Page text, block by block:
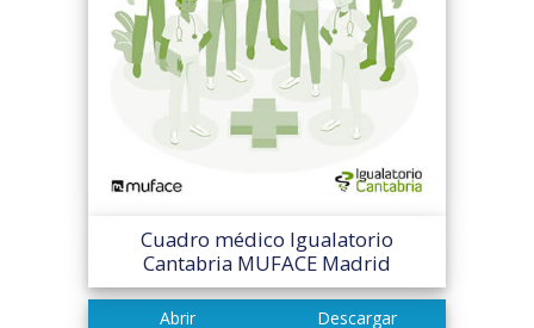
Cuadro médico Igualatorio
Cantabria MUFACE Madrid